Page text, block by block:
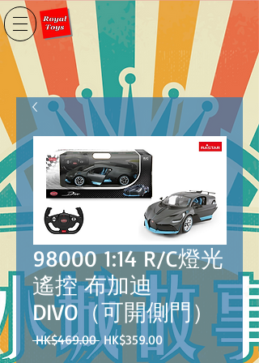
98000 1:14 R/C燈光
遙控 布加迪
DIVO（可開側門）
HK$469.00 一
般
HK$359.00促
銷